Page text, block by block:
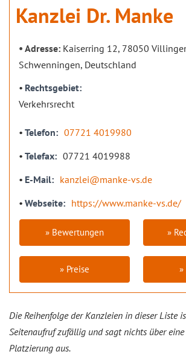
Kanzlei Dr. Manke
Adresse: Kaiserring 12, 78050
Schwenningen, Deutschland
Rechtsgebiet
Verkehrsrecht
Telefon
07721 4019980
Telefax
07721 4019988
E-Mail
kanzlei@manke-vs.de
Webseite
https://www.manke-vs.de/
» Bewertungen »
» Preise »
Die Reihenfolge der Kanzleien in dieser Liste
Seitenaufruf zufällig und sagt nichts über
Platzierung aus.